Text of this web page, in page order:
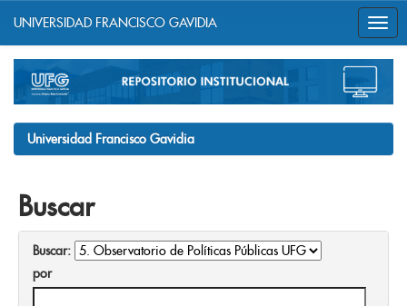
navigation
UNIVERSIDAD FRANCISCO GAVIDIA
Universidad Francisco Gavidia
Buscar
Buscar:
por